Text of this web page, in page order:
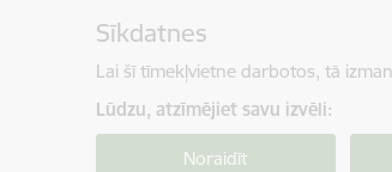
Sīkdatnes
Lai šī tīmekļvietne darbotos, tā
Lūdzu, atzīmējiet savu izvēli:
Noraidīt